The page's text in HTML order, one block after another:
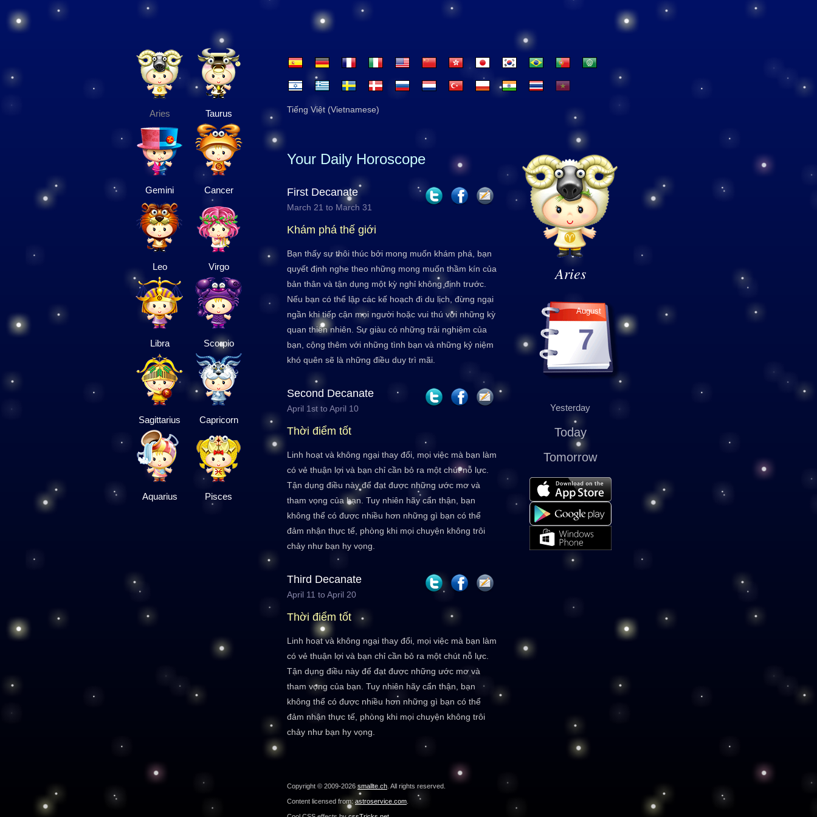
Aries Taurus
Gemini Cancer
Leo Virgo
Libra Scorpio
Sagittarius Capricorn
Aquarius Pisces
Tiếng Việt (Vietnamese)
Aries
August
7
Yesterday
Today
Tomorrow
Your Daily Horoscope
First Decanate
March 21 to March 31
Khám phá thế giới
Bạn thấy sự thôi thúc bởi mong muốn khám phá, bạn
quyết định nghe theo những mong muốn thầm kín của
bản thân và tận dụng một kỳ nghỉ không định trước.
Nếu bạn có thể lập các kế hoạch đi du lịch, đừng ngại
ngần khi tiếp cận mọi người hoặc vui thú với những kỳ
quan thiên nhiên. Sự giàu có những trải nghiệm của
bạn, cộng thêm với những tình bạn và những kỷ niệm
khó quên sẽ là những điều duy trì mãi.
Second Decanate
April 1st to April 10
Thời điểm tốt
Linh hoạt và không ngại thay đổi, mọi việc mà bạn làm
có vẻ thuận lợi và bạn chỉ cần bỏ ra một chút nỗ lực.
Tận dụng điều này để đạt được những ước mơ và
tham vọng của bạn. Tuy nhiên hãy cẩn thận, bạn
không thể có được nhiều hơn những gì bạn có thể
đảm nhận thực tế, phòng khi mọi chuyện không trôi
chảy như bạn hy vọng.
Third Decanate
April 11 to April 20
Thời điểm tốt
Linh hoạt và không ngại thay đổi, mọi việc mà bạn làm
có vẻ thuận lợi và bạn chỉ cần bỏ ra một chút nỗ lực.
Tận dụng điều này để đạt được những ước mơ và
tham vọng của bạn. Tuy nhiên hãy cẩn thận, bạn
không thể có được nhiều hơn những gì bạn có thể
đảm nhận thực tế, phòng khi mọi chuyện không trôi
chảy như bạn hy vọng.
Copyright © 2009-2026 smallte.ch . All rights reserved.
Content licensed from: astroservice.com